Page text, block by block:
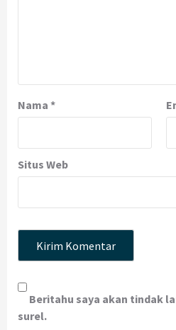
Nama *
Situs Web
Beritahu saya akan tindak
surel.